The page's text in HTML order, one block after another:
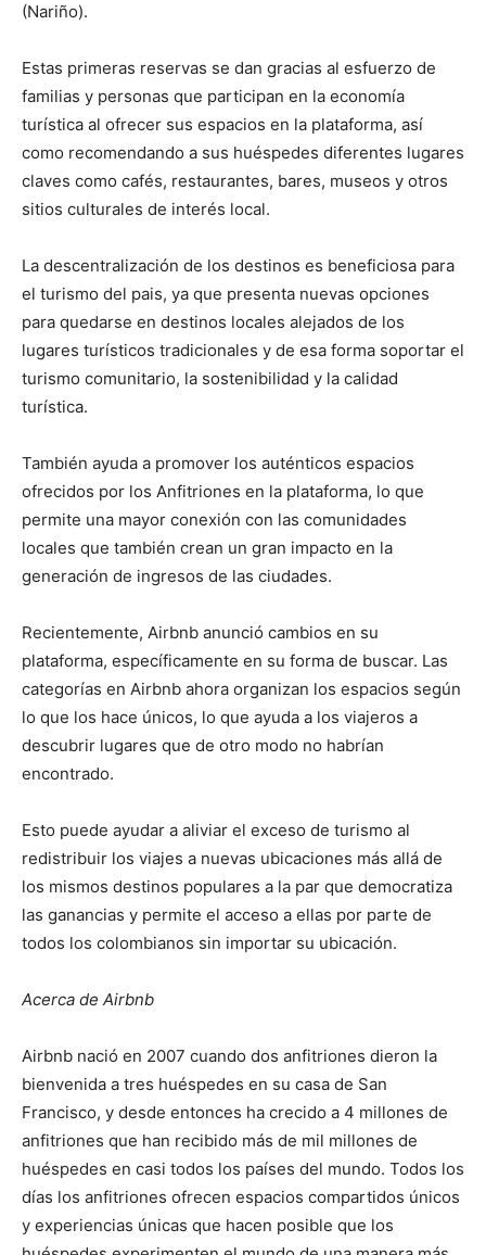
(Nariño).
Estas primeras reservas se dan gracias al esfuerzo de
familias y personas que participan en la economía
turística al ofrecer sus espacios en la plataforma, así
como recomendando a sus huéspedes diferentes lugares
claves como cafés, restaurantes, bares, museos y otros
sitios culturales de interés local.
La descentralización de los destinos es beneficiosa para
el turismo del pais, ya que presenta nuevas opciones
para quedarse en destinos locales alejados de los
lugares turísticos tradicionales y de esa forma soportar el
turismo comunitario, la sostenibilidad y la calidad
turística.
También ayuda a promover los auténticos espacios
ofrecidos por los Anfitriones en la plataforma, lo que
permite una mayor conexión con las comunidades
locales que también crean un gran impacto en la
generación de ingresos de las ciudades.
Recientemente, Airbnb anunció cambios en su
plataforma, específicamente en su forma de buscar. Las
categorías en Airbnb ahora organizan los espacios según
lo que los hace únicos, lo que ayuda a los viajeros a
descubrir lugares que de otro modo no habrían
encontrado.
Esto puede ayudar a aliviar el exceso de turismo al
redistribuir los viajes a nuevas ubicaciones más allá de
los mismos destinos populares a la par que democratiza
las ganancias y permite el acceso a ellas por parte de
todos los colombianos sin importar su ubicación.
Acerca de Airbnb
Airbnb nació en 2007 cuando dos anfitriones dieron la
bienvenida a tres huéspedes en su casa de San
Francisco, y desde entonces ha crecido a 4 millones de
anfitriones que han recibido más de mil millones de
huéspedes en casi todos los países del mundo. Todos los
días los anfitriones ofrecen espacios compartidos únicos
y experiencias únicas que hacen posible que los